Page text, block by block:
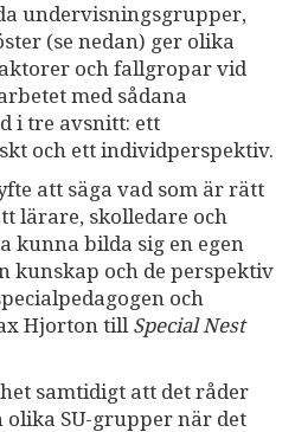
undervisningsgrupper,
(se nedan) ger olika
och fallgropar vid
med sådana
i tre avsnitt: ett
och ett individperspektiv.
att säga vad som är rätt
lärare, skolledare och
kunna bilda sig en egen
kunskap och de perspektiv
och
Hjorton till Special Nest
samtidigt att det råder
SU-grupper när det